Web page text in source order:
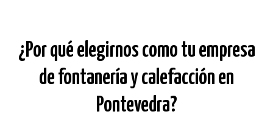
¿Por qué elegirnos como tu empresa
de fontanería y calefacción en
Pontevedra?